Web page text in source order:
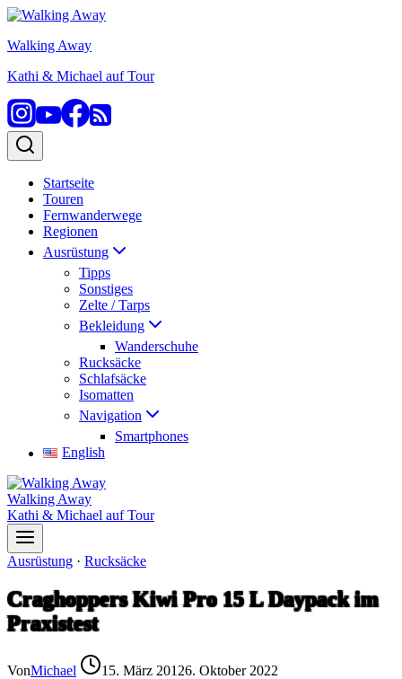
Zum
springen
Walking Away
Kathi & Michael auf Tour
Startseite
Touren
Fernwanderwege
Regionen
Ausrüstung
Tipps
Sonstiges
Zelte / Tarps
Bekleidung
Wanderschuhe
Rucksäcke
Schlafsäcke
Isomatten
Navigation
Smartphones
English
Walking Away
Kathi & Michael auf Tour
Ausrüstung · Rucksäcke
Craghoppers Kiwi Pro 15 L Daypack im
Praxistest
VonMichael 15. März 20126. Oktober 2022